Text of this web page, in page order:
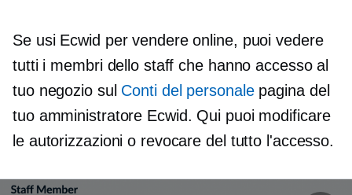
Se usi Ecwid per vendere online, puoi vedere
tutti i membri dello staff che hanno accesso al
tuo negozio sul Conti del personalepagina del
tuo amministratore Ecwid. Qui puoi modificare
le autorizzazioni o revocare del tutto l'accesso.